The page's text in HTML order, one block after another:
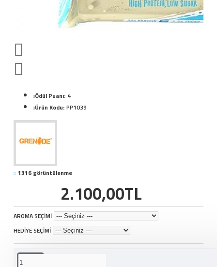
Ödül Puanı: 4
Ürün Kodu: PP1039
1316 görüntülenme
2.100,00TL
AROMA SEÇİMİ
HEDİYE SEÇİMİ